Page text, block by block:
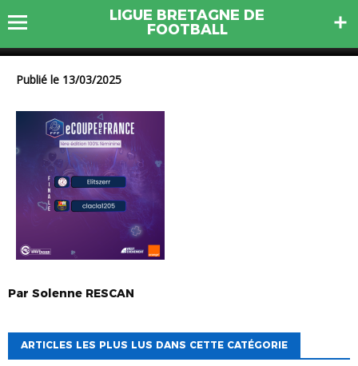
LIGUE BRETAGNE DE
FOOTBALL
POULE F – PUBLICATION
Publié le 13/03/2025
Par Solenne RESCAN
ARTICLES LES PLUS LUS DANS CETTE CATÉGORIE